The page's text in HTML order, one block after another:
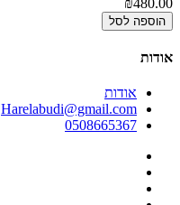
הוספה לסל
אודות
אודות
Harelabudi@gmail.com
0508665367